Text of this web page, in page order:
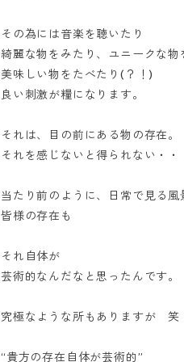
その為には音楽を聴いたり
綺麗な物をみたり、ユニークな物
美味しい物をたべたり(？！)
良い刺激が糧になります。
それは、目の前にある物の存在。
それを感じないと得られない・・
当たり前のように、日常で見る風
皆様の存在も
それ自体が
芸術的なんだなと思ったんです。
究極なような所もありますが 笑
“貴方の存在自体が芸術的”